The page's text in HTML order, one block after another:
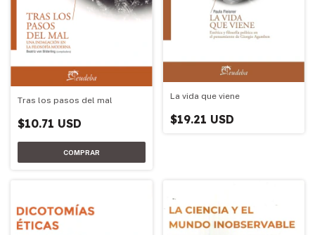
Tras los pasos del mal
$10.71 USD
La vida que viene
$19.21 USD